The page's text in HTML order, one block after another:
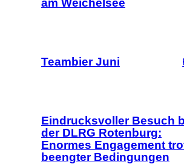
am Weichelsee
Teambier Juni
Eindrucksvoller Besuch
der DLRG Rotenburg:
Enormes Engagement
beengter Bedingungen